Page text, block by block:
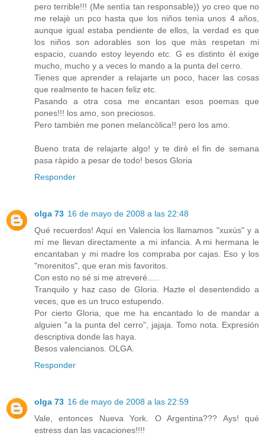
pero terrible!!! (Me sentìa tan responsable)) yo creo que no
me relajè un pco hasta que los niños tenìa unos 4 años,
aunque igual estaba pendiente de ellos, la verdad es que
los niños son adorables son los que màs respetan mi
espacio, cuando estoy leyendo etc. G es distinto èl exige
mucho, mucho y a veces lo mando a la punta del cerro.
Tienes que aprender a relajarte un poco, hacer las cosas
que realmente te hacen feliz etc.
Pasando a otra cosa me encantan esos poemas que
pones!!! los amo, son preciosos.
Pero tambièn me ponen melancòlica!! pero los amo.
Bueno trata de relajarte algo! y te dirè el fin de semana
pasa ràpido a pesar de todo! besos Gloria
Responder
olga 73 16 de mayo de 2008 a las 22:48
Qué recuerdos! Aquí en Valencia los llamamos "xuxús" y a
mí me llevan directamente a mi infancia. A mi hermana le
encantaban y mi madre los compraba por cajas. Eso y los
"morenitos", que eran mis favoritos.
Con esto no sé si me atreveré.....
Tranquilo y haz caso de Gloria. Hazte el desentendido a
veces, que es un truco estupendo.
Por cierto Gloria, que me ha encantado lo de mandar a
alguien "a la punta del cerro", jajaja. Tomo nota. Expresión
descriptiva donde las haya.
Besos valencianos. OLGA.
Responder
olga 73 16 de mayo de 2008 a las 22:59
Vale, entonces Nueva York. O Argentina??? Ays! qué
estress dan las vacaciones!!!!